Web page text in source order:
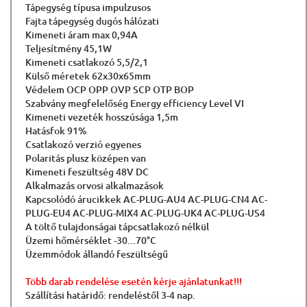
Tápegység típusa impulzusos
Fajta tápegység dugós hálózati
Kimeneti áram max 0,94A
Teljesítmény 45,1W
Kimeneti csatlakozó 5,5/2,1
Külső méretek 62x30x65mm
Védelem OCP OPP OVP SCP OTP BOP
Szabvány megfelelőség Energy efficiency Level VI
Kimeneti vezeték hosszúsága 1,5m
Hatásfok 91%
Csatlakozó verzió egyenes
Polaritás plusz középen van
Kimeneti feszültség 48V DC
Alkalmazás orvosi alkalmazások
Kapcsolódó árucikkek AC-PLUG-AU4 AC-PLUG-CN4 AC-
PLUG-EU4 AC-PLUG-MIX4 AC-PLUG-UK4 AC-PLUG-US4
A töltő tulajdonságai tápcsatlakozó nélkül
Üzemi hőmérséklet -30...70°C
Üzemmódok állandó feszültségű
Több darab rendelése esetén kérje ajánlatunkat!!!
Szállítási határidő: rendeléstől 3-4 nap.